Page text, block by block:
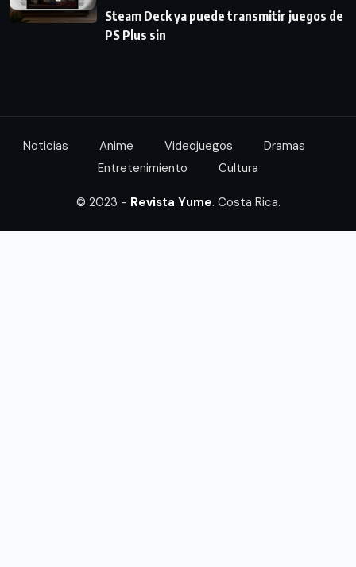
Steam Deck ya puede transmitir juegos de
PS Plus sin
Noticias Anime Videojuegos
Dramas
Entretenimiento
Cultura
© 2023 - Revista Yume. Costa Rica.